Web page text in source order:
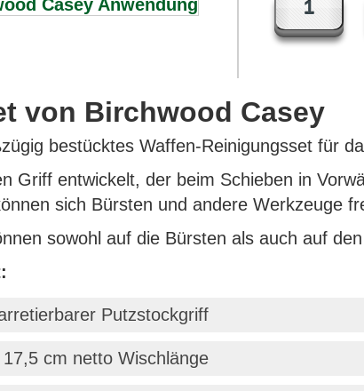
von Birchwood Casey
bestücktes Waffen-Reinigungsset für
Griff entwickelt, der beim Schieben in
sich Bürsten und andere Werkzeuge
sowohl auf die Bürsten als auch auf
Putzstockgriff
cm netto Wischlänge